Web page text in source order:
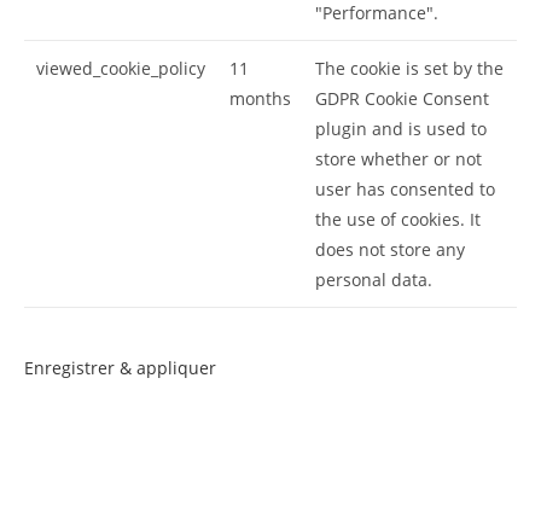
"Performance".
viewed_cookie_policy
11
months
The cookie is set by the
GDPR Cookie Consent
plugin and is used to
store whether or not
user has consented to
the use of cookies. It
does not store any
personal data.
Enregistrer & appliquer